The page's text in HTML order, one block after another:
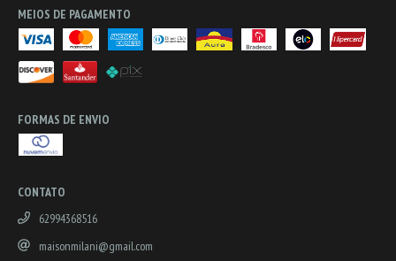
MEIOS DE PAGAMENTO
FORMAS DE ENVIO
CONTATO
62994368516
maisonmilani@gmail.com